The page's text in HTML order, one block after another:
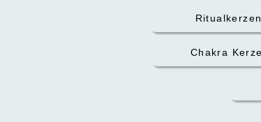
Ritualkerzen
Chakra